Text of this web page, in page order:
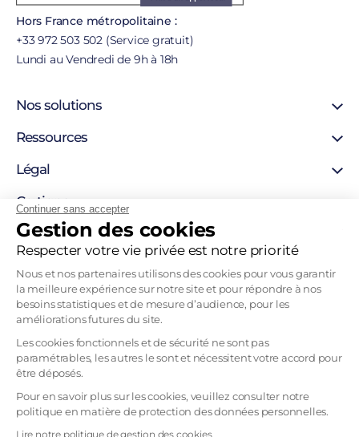
Continuer sans accepter
Gestion des cookies
Respecter votre vie privée est notre priorité
Nous et nos partenaires utilisons des cookies pour vous garantir
la meilleure expérience sur notre site et pour répondre à nos
besoins statistiques et de mesure d’audience, pour les
améliorations futures du site.
Les cookies fonctionnels et de sécurité ne sont pas
paramétrables, les autres le sont et nécessitent votre accord pour
être déposés.
Pour en savoir plus sur les cookies, veuillez consulter notre
politique en matière de protection des données personnelles.
Lire notre politique de gestion des cookies
Hors France métropolitaine :
+33 972 503 502 (Service gratuit)
Lundi au Vendredi de 9h à 18h
Nos solutions
Signature en ligne
Certificat personne morale
Certigna Horodatage
Hébergement sécurisée
Solutions pour développeurs
Ressources
Support
Blog
Légal
Mentions légales
Autorités de certification
Liste de révocation
Politique d’horodatage
Politique de certification
Certigna
À propos
Pourquoi nous choisir
Recrutement
Mentions légales
CGVU
CGU
Politique d’utilisation des données personnelles
Politique de confidentialité 2D-ORIGIN
Gestion des cookies